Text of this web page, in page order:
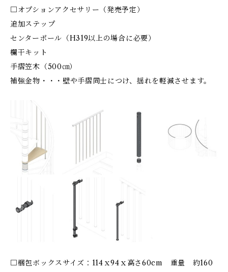
□オプションアクセサリー（発売予定）
追加ステップ
センターポール（H319以上の場合に必要）
欄干キット
手摺笠木（500㎝）
補強金物・・・壁や手摺同士につけ、揺れを軽減させます。
□梱包ボックスサイズ：114ｘ94ｘ高さ60cm 重量 約160